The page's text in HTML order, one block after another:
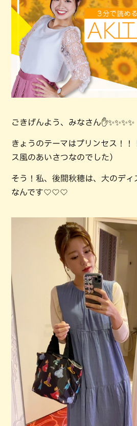
ごきげんよう、みなさん✋✨✨✨✨
きょうのテーマはプリンセス！！
ス風のあいさつなのでした）
そう！私、後間秋穂は、大のディ
なんです♡♡♡